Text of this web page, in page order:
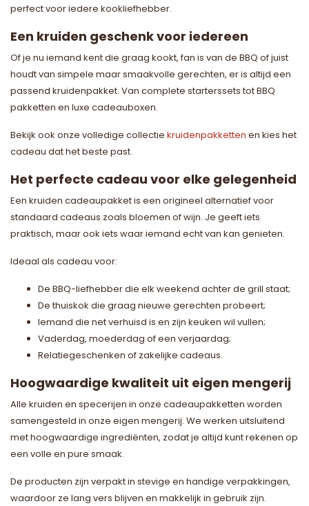
perfect voor iedere kookliefhebber.
Een kruiden geschenk voor iedereen
Of je nu iemand kent die graag kookt, fan is van de BBQ of juist
houdt van simpele maar smaakvolle gerechten, er is altijd een
passend kruidenpakket. Van complete starterssets tot BBQ
pakketten en luxe cadeauboxen.
Bekijk ook onze volledige collectie kruidenpakketten en kies het
cadeau dat het beste past.
Het perfecte cadeau voor elke gelegenheid
Een kruiden cadeaupakket is een origineel alternatief voor
standaard cadeaus zoals bloemen of wijn. Je geeft iets
praktisch, maar ook iets waar iemand echt van kan genieten.
Ideaal als cadeau voor:
De BBQ-liefhebber die elk weekend achter de grill staat;
De thuiskok die graag nieuwe gerechten probeert;
Iemand die net verhuisd is en zijn keuken wil vullen;
Vaderdag, moederdag of een verjaardag;
Relatiegeschenken of zakelijke cadeaus.
Hoogwaardige kwaliteit uit eigen mengerij
Alle kruiden en specerijen in onze cadeaupakketten worden
samengesteld in onze eigen mengerij. We werken uitsluitend
met hoogwaardige ingrediënten, zodat je altijd kunt rekenen op
een volle en pure smaak.
De producten zijn verpakt in stevige en handige verpakkingen,
waardoor ze lang vers blijven en makkelijk in gebruik zijn.